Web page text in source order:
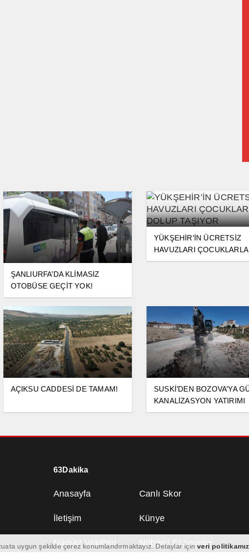
ŞANLIURFA’DA KLİMASIZ
OTOBÜSE GEÇİT YOK!
YÜKŞEHİR’İN ÜCRETSİZ
HAVUZLARI ÇOCUKLARLA
DOLUP TAŞIYOR
AÇIKSU CADDESİ DE TAMAM!
SUSKİ’DEN BOZOVA’YA
KANALİZASYON YATIRIMI
63Dakika
Anasayfa Canlı Skor
İletişim Künye
Namaz Vakitleri Nöbetçi Eczaneler
uygun şekilde çerez konumlandırmaktayız. Detaylar içinveri